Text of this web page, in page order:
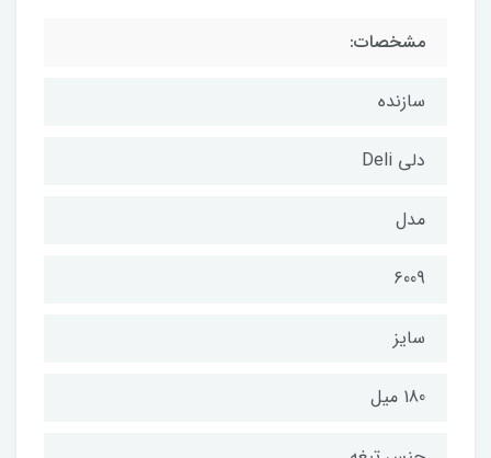
مشخصات:
سازنده
دلی Deli
مدل
6009
سایز
180 میل